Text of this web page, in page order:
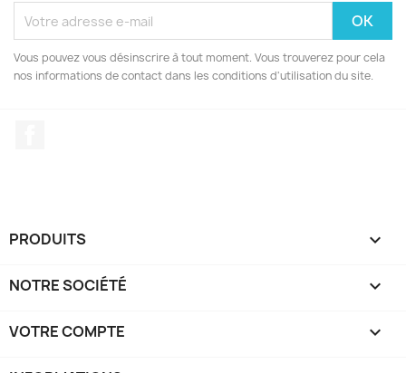
Vous pouvez vous désinscrire à tout moment. Vous trouverez pour cela
nos informations de contact dans les conditions d'utilisation du site.
PRODUITS 
NOTRE SOCIÉTÉ 
VOTRE COMPTE 